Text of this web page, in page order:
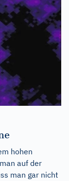
hohen
auf der
man gar nicht